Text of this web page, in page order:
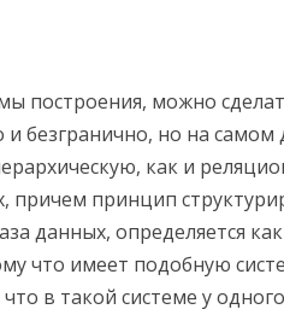
построения, можно
безгранично, но на самом
как и
причем принцип
данных, определяется
что имеет подобную
в такой системе у